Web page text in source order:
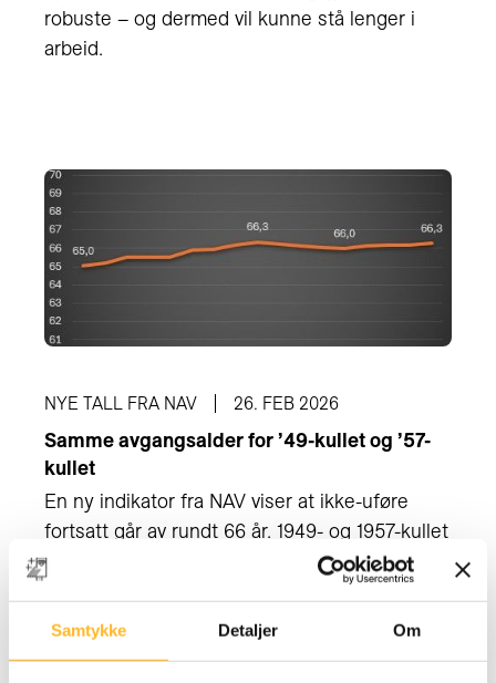
Samtykke Detaljer Om
robuste – og dermed vil kunne stå lenger i
arbeid.
NYE TALL FRA NAV 26. FEB 2026
Samme avgangsalder for ’49-kullet og ’57-
kullet
En ny indikator fra NAV viser at ikke-uføre
fortsatt går av rundt 66 år. 1949- og 1957-kullet
har samme median avgangsalder, ifølge